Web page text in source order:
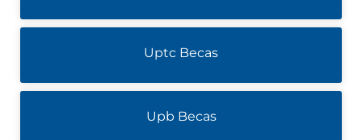
Uptc Becas
Upb Becas